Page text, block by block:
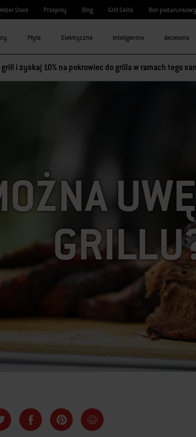
Store Przepisy Blog Grill Skills Bon podarunkowy
Płyta Elektryczne Inteligentne Akcesoria
i zyskaj 10% na pokrowiec do grilla w ramach tego